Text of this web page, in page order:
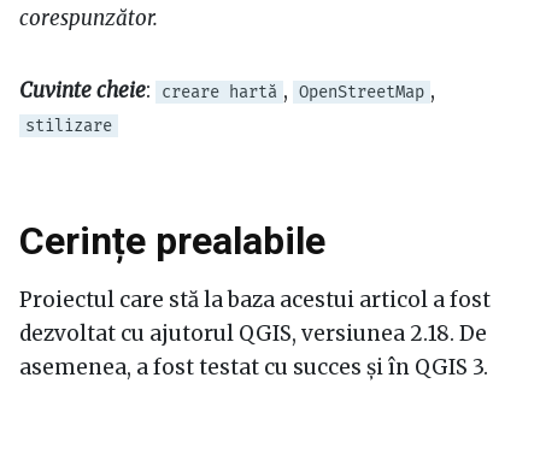
corespunzător.
Cuvinte cheie: creare hartă , OpenStreetMap ,
stilizare
Cerințe prealabile
Proiectul care stă la baza acestui articol a fost
dezvoltat cu ajutorul QGIS, versiunea 2.18. De
asemenea, a fost testat cu succes și în QGIS 3.